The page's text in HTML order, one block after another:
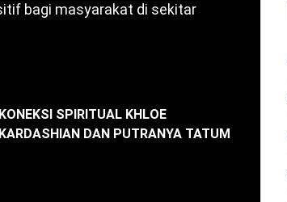
bagi masyarakat di sekitar
KONEKSI SPIRITUAL KHLOE
KARDASHIAN DAN PUTRANYA TATUM